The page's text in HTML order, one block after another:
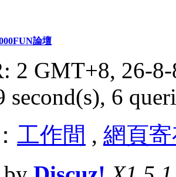
論壇
2 GMT+8, 26-
second(s), 6
工作間 , 網頁